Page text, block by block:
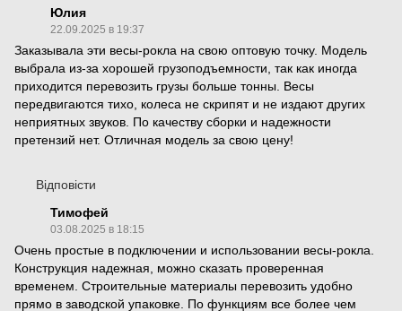
Юлия
22.09.2025 в 19:37
Заказывала эти весы-рокла на свою оптовую точку. Модель
выбрала из-за хорошей грузоподъемности, так как иногда
приходится перевозить грузы больше тонны. Весы
передвигаются тихо, колеса не скрипят и не издают других
неприятных звуков. По качеству сборки и надежности
претензий нет. Отличная модель за свою цену!
Відповісти
Тимофей
03.08.2025 в 18:15
Очень простые в подключении и использовании весы-рокла.
Конструкция надежная, можно сказать проверенная
временем. Строительные материалы перевозить удобно
прямо в заводской упаковке. По функциям все более чем